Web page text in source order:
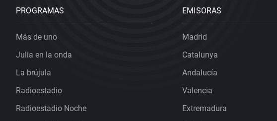
PROGRAMAS
Más de uno
Julia en la onda
La brújula
Radioestadio
Radioestadio Noche
EMISORAS
Madrid
Catalunya
Andalucía
Valencia
Extremadura